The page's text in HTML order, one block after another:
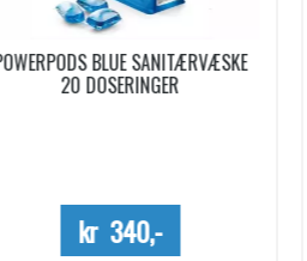
SANITÆRVÆSKE AQUA KEM BLUE
EUCALYPTUS KONSENTRERT 0,78 L
kr 254,-